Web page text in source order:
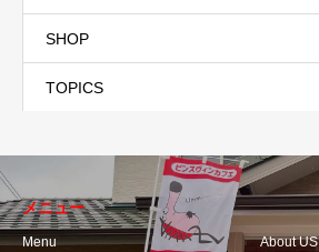
SHOP
TOPICS
メニュー
Menu About US